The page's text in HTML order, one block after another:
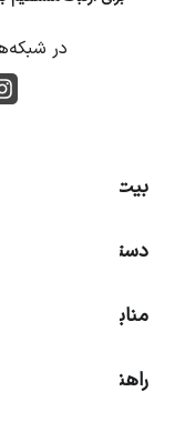
در
بیت ایمن
دسترسی آسان
منابع آموزشی
راهنمای استفاده